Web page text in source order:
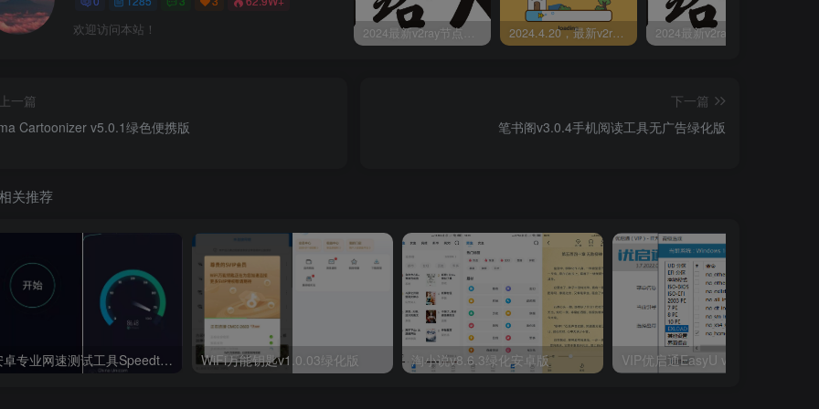
欢迎访问本站！ 2024最新v2ray节点免费分享-05.08附ss/vmess节点订阅 2024.4.20，最新v2ray节点免费分享-附ss/vmess节点订阅
一篇
Cartoonizer v5.0.1绿色便携版
下一篇
笔书阁v3.0.4手机阅读工具无广告绿化版
关推荐
安卓专业网速测试工具Speedtest_v4.7.22解锁内购去广告版 WiFi万能钥匙v1.0.03绿化版 淘小说v8.6.3绿化安卓版